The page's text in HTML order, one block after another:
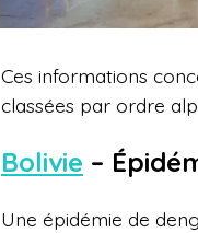
Ces informations
classées par ordre
Bolivie –
Une épidémie de